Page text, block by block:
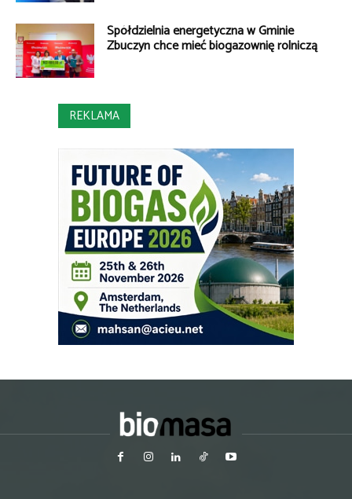
Spółdzielnia energetyczna w Gminie
Zbuczyn chce mieć biogazownię rolniczą
REKLAMA